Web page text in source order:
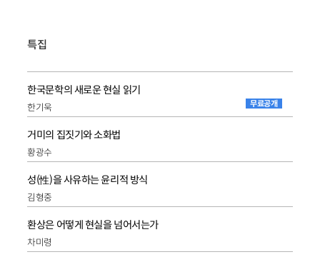
특집
한국문학의 새로운 현실 읽기
한기욱 무료공개
거미의 집짓기와 소화법
황광수
성(性)을 사유하는 윤리적 방식
김형중
환상은 어떻게 현실을 넘어서는가
차미령